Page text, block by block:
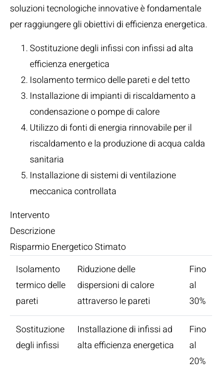
soluzioni tecnologiche innovative è fondamentale
per raggiungere gli obiettivi di efficienza energetica.
Sostituzione degli infissi con infissi ad alta
efficienza energetica
Isolamento termico delle pareti e del tetto
Installazione di impianti di riscaldamento a
condensazione o pompe di calore
Utilizzo di fonti di energia rinnovabile per il
riscaldamento e la produzione di acqua calda
sanitaria
Installazione di sistemi di ventilazione
meccanica controllata
Intervento
Descrizione
Risparmio Energetico Stimato
Isolamento
termico delle
pareti
Riduzione delle
dispersioni di calore
attraverso le pareti
Fino
al
30%
Sostituzione
degli infissi
Installazione di infissi ad
alta efficienza energetica
Fino
al
20%